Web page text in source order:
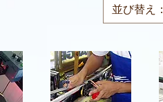
並び替え：